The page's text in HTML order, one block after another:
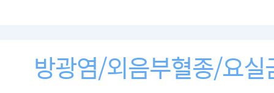
방광염/외음부혈종/요실